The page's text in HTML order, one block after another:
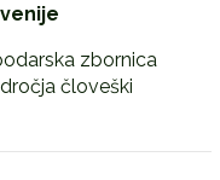
zbornica
človeški